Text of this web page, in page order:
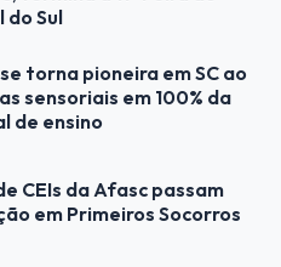
do Sul
torna pioneira em SC ao
sensoriais em 100% da
de ensino
CEIs da Afasc passam
em Primeiros Socorros